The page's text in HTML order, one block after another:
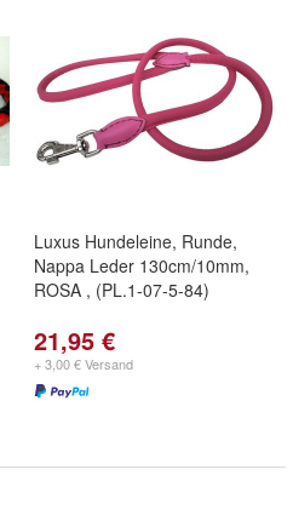
Luxus Hundeleine, Runde,
Nappa Leder 130cm/10mm,
ROSA , (PL.1-07-5-84)
21,95 €
+ 3,00 € Versand